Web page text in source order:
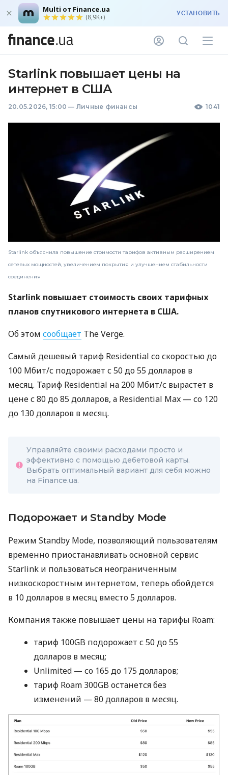
Multi от Finance.ua
(8,9K+) УСТАНОВИТЬ
Starlink повышает цены на
интернет в США
20.05.2026, 15:00 — Личные финансы 1041
Starlink объяснила повышение стоимости тарифов активным расширением
сетевых мощностей, увеличением покрытия и улучшением стабильности
соединения
Starlink повышает стоимость своих тарифных
планов спутникового интернета в США.
Об этом сообщает The Verge.
Самый дешевый тариф Residential со скоростью до
100 Мбит/с подорожает с 50 до 55 долларов в
месяц. Тариф Residential на 200 Мбит/с вырастет в
цене с 80 до 85 долларов, а Residential Max — со 120
до 130 долларов в месяц.
Управляйте своими расходами просто и
эффективно с помощью дебетовой карты.
Выбрать оптимальный вариант для себя можно
на Finance.ua.
Подорожает и Standby Mode
Режим Standby Mode, позволяющий пользователям
временно приостанавливать основной сервис
Starlink и пользоваться неограниченным
низкоскоростным интернетом, теперь обойдется
в 10 долларов в месяц вместо 5 долларов.
Компания также повышает цены на тарифы Roam:
тариф 100GB подорожает с 50 до 55
долларов в месяц;
Unlimited — со 165 до 175 долларов;
тариф Roam 300GB останется без
изменений — 80 долларов в месяц.